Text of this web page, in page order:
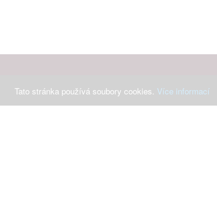
Tato stránka používá soubory cookies. Více informací